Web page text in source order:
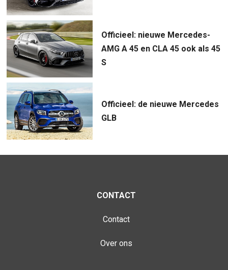
Officieel: nieuwe Mercedes-
AMG A 45 en CLA 45 ook als 45
S
Officieel: de nieuwe Mercedes
GLB
CONTACT
Contact
Over ons